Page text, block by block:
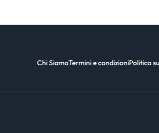
Chi SiamoTermini e condizioniPolitica